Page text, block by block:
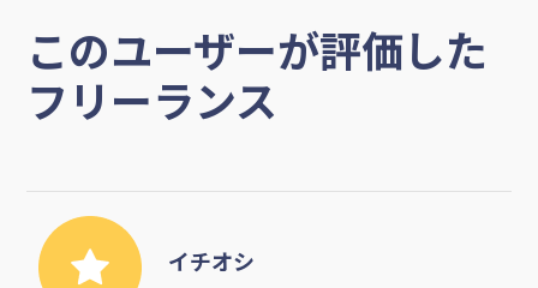
このユーザーが評価した
フリーランス
イチオシ